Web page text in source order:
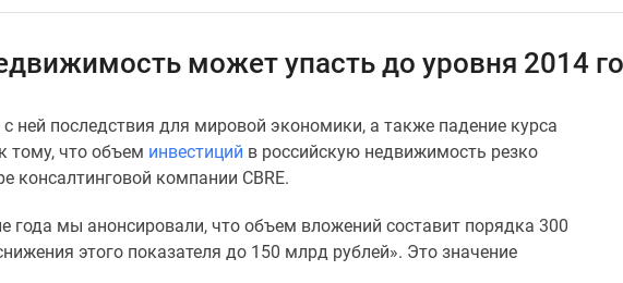
может упасть до уровня 2014
ней последствия для мировой экономики, а также падение курса
тому, что объем инвестиций в российскую недвижимость резко
консалтинговой компании CBRE.
года мы анонсировали, что объем вложений составит порядка 300
этого показателя до 150 млрд рублей». Это значение